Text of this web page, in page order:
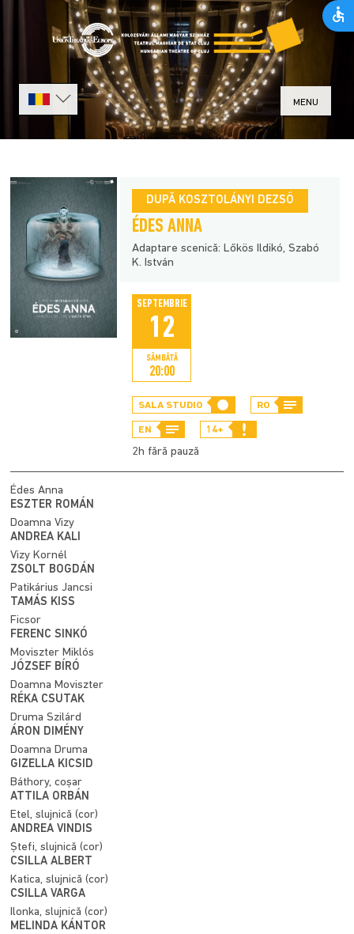
MENU
DUPĂ KOSZTOLÁNYI DEZSŐ
ÉDES ANNA
Adaptare scenică: Lőkös Ildikó, Szabó
K. István
SEPTEMBRIE
12
SÂMBĂTĂ
20:00
SALA STUDIO RO
EN 14+
2h fără pauză
Édes Anna
ESZTER ROMÁN
Doamna Vizy
ANDREA KALI
Vizy Kornél
ZSOLT BOGDÁN
Patikárius Jancsi
TAMÁS KISS
Ficsor
FERENC SINKÓ
Moviszter Miklós
JÓZSEF BÍRÓ
Doamna Moviszter
RÉKA CSUTAK
Druma Szilárd
ÁRON DIMÉNY
Doamna Druma
GIZELLA KICSID
Báthory, coșar
ATTILA ORBÁN
Etel, slujnică (cor)
ANDREA VINDIS
Ștefi, slujnică (cor)
CSILLA ALBERT
Katica, slujnică (cor)
CSILLA VARGA
Ilonka, slujnică (cor)
MELINDA KÁNTOR